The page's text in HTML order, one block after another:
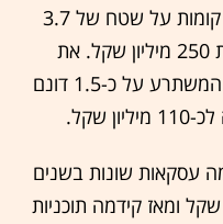
ממוצע של 85 מ"ר במגדל בן 25 קומות על שטח של 3.7
דונם, רכשה יובלים סיטי בוי תמורת 250 מיליון שקל. את
זכויות התעסוקה והמסחר במגרש המשתרע על כ-1.5 דונם
שקל.
עסקאות שונות בשנים
כ-200 מיליון שקל ומאז קידמה תוכניות